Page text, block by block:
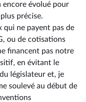
encore évolué pour
précise.
qui ne payent pas de
ou de cotisations
financent pas notre
en évitant le
législateur et, je
soulevé au début de